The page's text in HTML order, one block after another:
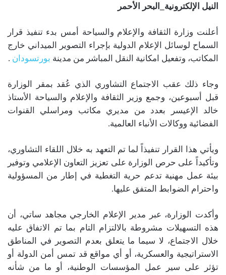
النيل الإلكترونية_البحر الأحمر
أعلنت وزارة الثقافة والإعلام والسياحة أمس بدء تنفيذ قرار
السماح لوسائل الإعلام الدولية بإجراء التصوير الميداني خارج
المكاتب، وتفعيل امكانية النقل المباشر من مدينة بورتسودان .
وجاء ذلك عقب الاجتماع التشاوري الذي عُقد بمقر الوزارة
قبل أسبوعين، وجمع وزير الثقافة والإعلام والسياحة الأستاذ
خالد الإعيسر بعدد من مديري مكاتب ومراسلي القنوات
الفضائية ووكالات الأنباء العالمية.
ويأتي هذا القرار تنفيذاً لما تم التعهد به خلال اللقاء التشاوري،
وتأكيداً على حرص الوزارة على تعزيز التعاون الإعلامي وتوفير
بيئة عمل مهنية تدعم حرية التغطية في إطار من المسؤولية
واحترام الضوابط المتفق عليها.
وأكدت الوزارة، عبر مدير الإعلام الخارجي مجاهد ساتي، أن
هذه التسهيلات مشروطة بالالتزام التام بما تم الاتفاق عليه
خلال الاجتماع، لا سيما ما يتعلق بعدم التصوير في المناطق
الاستراتيجية والعسكرية، أو أي مواقع قد تمس أمن الدولة أو
تؤثر على سير عمل المؤسسات الوطنية، أو ما من شأنه